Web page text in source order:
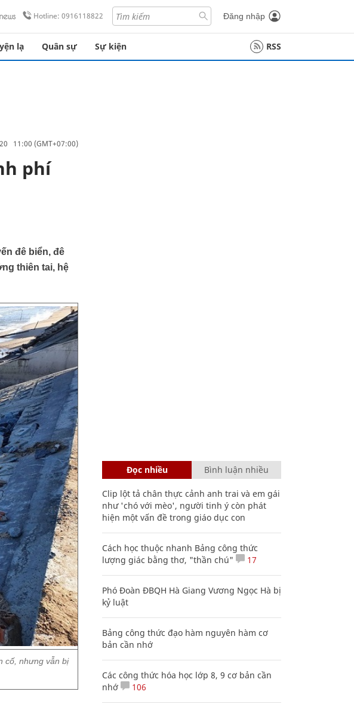
Hotline: 0916118822 Đăng nhập
lạ Quân sự Sự kiện RSS
11:00 (GMT+07:00)
phí
đê biển, đê
thiên tai, hệ
cố, nhưng vẫn bị
Đọc nhiều Bình luận nhiều
Clip lột tả chân thực cảnh anh trai và em gái
như 'chó với mèo', người tinh ý còn phát
hiện một vấn đề trong giáo dục con
Cách học thuộc nhanh Bảng công thức
lượng giác bằng thơ, "thần chú"
17
Phó Đoàn ĐBQH Hà Giang Vương Ngọc Hà bị
kỷ luật
Bảng công thức đạo hàm nguyên hàm cơ
bản cần nhớ
Các công thức hóa học lớp 8, 9 cơ bản cần
nhớ
106